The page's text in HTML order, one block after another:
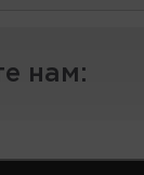
нам: